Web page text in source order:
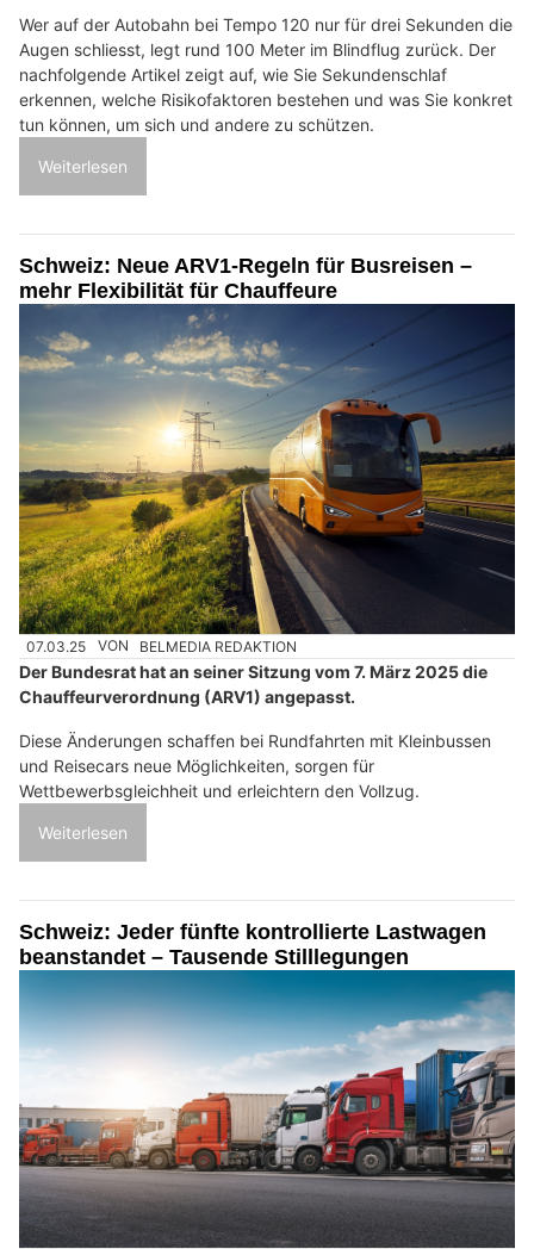
Wer auf der Autobahn bei Tempo 120 nur für drei Sekunden die
Augen schliesst, legt rund 100 Meter im Blindflug zurück. Der
nachfolgende Artikel zeigt auf, wie Sie Sekundenschlaf
erkennen, welche Risikofaktoren bestehen und was Sie konkret
tun können, um sich und andere zu schützen.
Weiterlesen
Schweiz: Neue ARV1-Regeln für Busreisen –
mehr Flexibilität für Chauffeure
07.03.25 VON BELMEDIA REDAKTION
Der Bundesrat hat an seiner Sitzung vom 7. März 2025 die
Chauffeurverordnung (ARV1) angepasst.
Diese Änderungen schaffen bei Rundfahrten mit Kleinbussen
und Reisecars neue Möglichkeiten, sorgen für
Wettbewerbsgleichheit und erleichtern den Vollzug.
Weiterlesen
Schweiz: Jeder fünfte kontrollierte Lastwagen
beanstandet – Tausende Stilllegungen